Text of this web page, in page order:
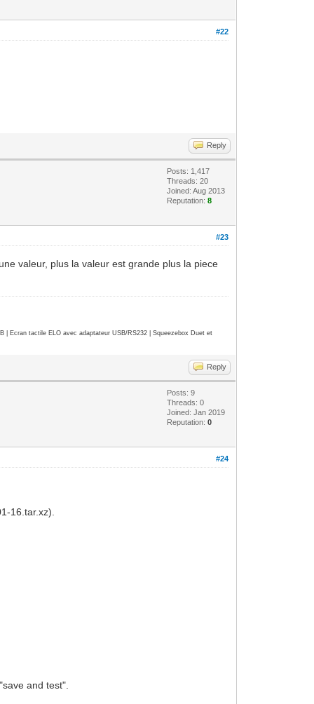
#22
Reply
Posts: 1,417
Threads: 20
Joined: Aug 2013
Reputation:8
#23
valeur, plus la valeur est grande plus la piece
| Ecran tactile ELO avec adaptateur USB/RS232 | Squeezebox Duet et
Reply
Posts: 9
Threads: 0
Joined: Jan 2019
Reputation:0
#24
16.tar.xz).
and test".